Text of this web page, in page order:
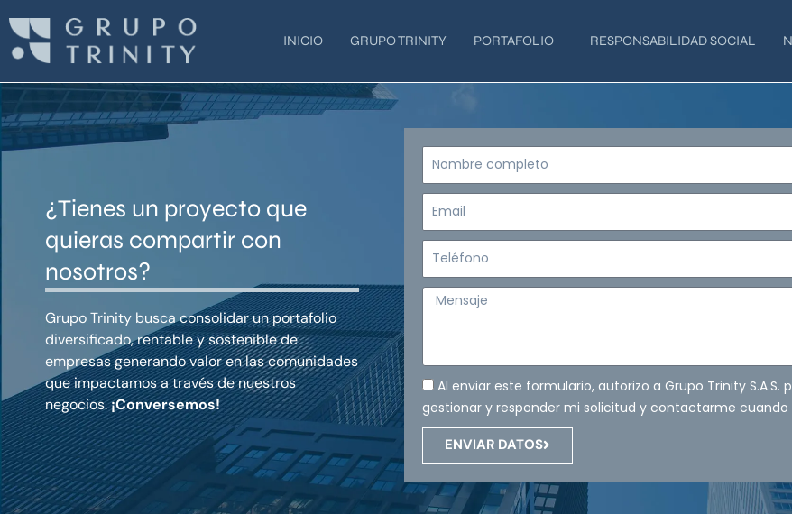
contenido
INICIO GRUPO TRINITY PORTAFOLIO RESPONSABILIDAD SOCIAL
¿Tienes un proyecto que
quieras compartir con
nosotros?
Grupo Trinity busca consolidar un portafolio
diversificado, rentable y sostenible de
empresas generando valor en las comunidades
que impactamos a través de nuestros
negocios.¡Conversemos!
Nombre
Email
Teléfono
Mensaje
Al enviar este formulario, autorizo a Grupo Trinity
gestionar y responder mi solicitud y contactarme cuando
ENVIAR DATOS